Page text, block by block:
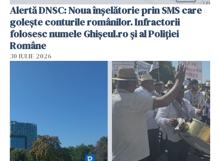
Alertă DNSC: Noua înșelătorie prin SMS care
golește conturile românilor. Infractorii
folosesc numele Ghișeul.ro și al Poliției
Române
30 IULIE 2026